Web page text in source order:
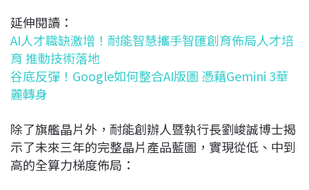
延伸閱讀：
AI人才職缺激增！耐能智慧攜手智匯創育佈局人才培
育 推動技術落地
谷底反彈！Google如何整合AI版圖 憑藉Gemini 3華
麗轉身
除了旗艦晶片外，耐能創辦人暨執行長劉峻誠博士揭
示了未來三年的完整晶片產品藍圖，實現從低、中到
高的全算力梯度佈局：